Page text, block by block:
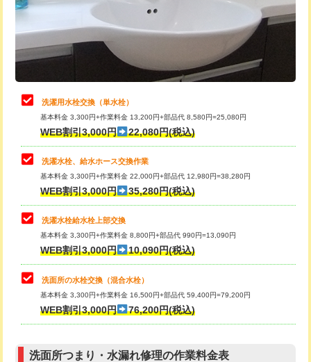
給水管工事※（塩ビ管（VP・HI）使
用（追加）/3ｍ超え)
給水管工事※（ライニング鋼管・銅
管・ポリ管・HT管使用/3ｍまで)
44,000円
給水管工事※（ライニング鋼管・銅
管・ポリ管・HT管使用/3ｍ超え)
排水管工事（土の掘削・埋め戻し作
業）
排水管工事（排水管工事/3ｍまで） 55,000円
排水管工事（追加 排水管工事/3ｍ超
え）
マス交換（土の掘削・埋め戻し作業）
マス交換（深さ50㎝未満）
マス交換（深さ50㎝以上）
桝清掃
止水・漏水調査・防水処理・清掃・修
理・調整・分解・加工など（軽作業）
11,000円
止水・漏水調査・防水処理・清掃・修
理・調整・分解・加工など（中作業）
22,000円
止水・漏水調査・防水処理・清掃・修
理・調整・分解・加工など（重作業）
33,000円
キッチンタンク脱着
その他部品の脱着
交換・取付（タンク）
交換・取付(単水栓（壁付・デッキ
式）)
交換・取付(混合水栓（壁付・デッキ
式・ワンホール）)
16,500円+材料費
（P/S/ポップアップ））
洗濯用水栓交換（単水栓）
基本料金 3,300円+作業料金 13,200円+部品代 8,580円=25,080円
WEB割引3,000円 22,080円(税込)
洗濯水栓、給水ホース交換作業
基本料金 3,300円+作業料金 22,000円+部品代 12,980円=38,280円
WEB割引3,000円 35,280円(税込)
洗濯水栓給水栓上部交換
基本料金 3,300円+作業料金 8,800円+部品代 990円=13,090円
WEB割引3,000円 10,090円(税込)
洗面所の水栓交換（混合水栓）
基本料金 3,300円+作業料金 16,500円+部品代 59,400円=79,200円
WEB割引3,000円 76,200円(税込)
洗面所つまり・水漏れ修理の作業料金表